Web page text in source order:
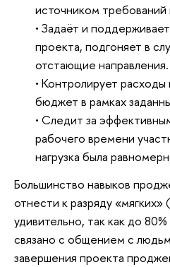
источником требований
• Задаёт и
проекта, подгоняет в
отстающие направления.
• Контролирует
бюджет в рамках
• Следит за
рабочего времени
нагрузка была
Большинство навыков
отнести к разряду
удивительно, так как до
связано с общением с
завершения проекта